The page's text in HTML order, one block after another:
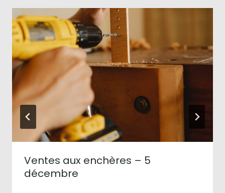
Ventes aux enchères – 5
décembre